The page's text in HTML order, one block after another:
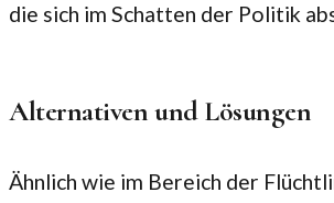
die sich im Schatten der Politik
Alternativen und Lösungen
Ähnlich wie im Bereich der